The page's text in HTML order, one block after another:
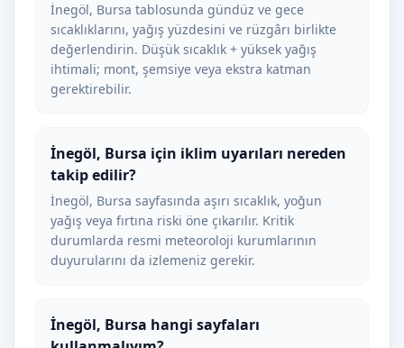
İnegöl, Bursa tablosunda gündüz ve gece
sıcaklıklarını, yağış yüzdesini ve rüzgârı birlikte
değerlendirin. Düşük sıcaklık + yüksek yağış
ihtimali; mont, şemsiye veya ekstra katman
gerektirebilir.
İnegöl, Bursa için iklim uyarıları nereden
takip edilir?
İnegöl, Bursa sayfasında aşırı sıcaklık, yoğun
yağış veya fırtına riski öne çıkarılır. Kritik
durumlarda resmi meteoroloji kurumlarının
duyurularını da izlemeniz gerekir.
İnegöl, Bursa hangi sayfaları